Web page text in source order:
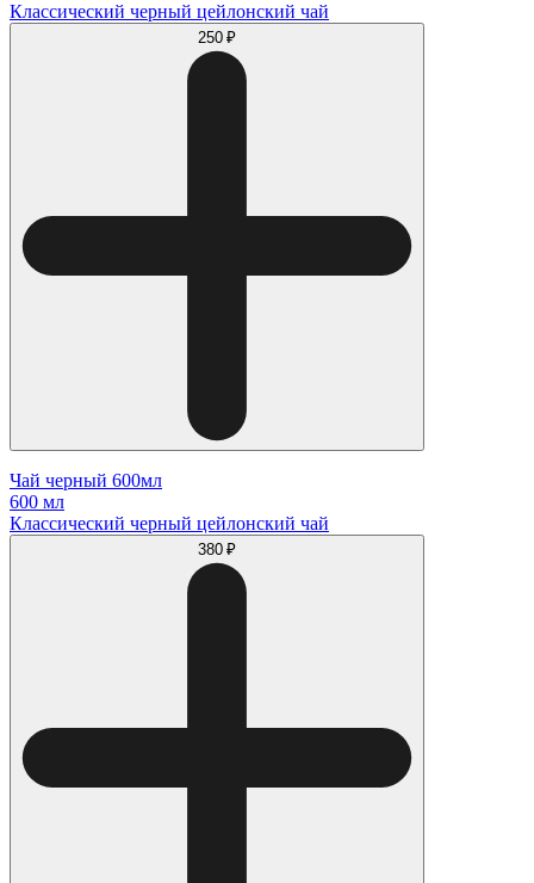
Классический черный цейлонский чай
250 ₽
Чай черный 600мл
600 мл
Классический черный цейлонский чай
380 ₽